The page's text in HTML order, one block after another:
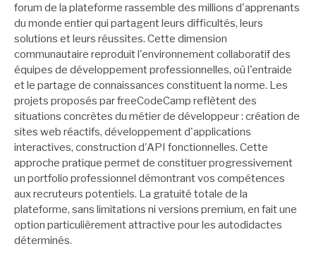
forum de la plateforme rassemble des millions d'apprenants
du monde entier qui partagent leurs difficultés, leurs
solutions et leurs réussites. Cette dimension
communautaire reproduit l'environnement collaboratif des
équipes de développement professionnelles, où l'entraide
et le partage de connaissances constituent la norme. Les
projets proposés par freeCodeCamp reflètent des
situations concrètes du métier de développeur : création de
sites web réactifs, développement d'applications
interactives, construction d'API fonctionnelles. Cette
approche pratique permet de constituer progressivement
un portfolio professionnel démontrant vos compétences
aux recruteurs potentiels. La gratuité totale de la
plateforme, sans limitations ni versions premium, en fait une
option particulièrement attractive pour les autodidactes
déterminés.